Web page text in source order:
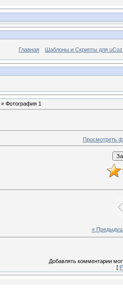
Главная Шаблоны и Скрипты для uCoz
» Фотография 1
Просмотреть
«
Добавлять комментарии
[